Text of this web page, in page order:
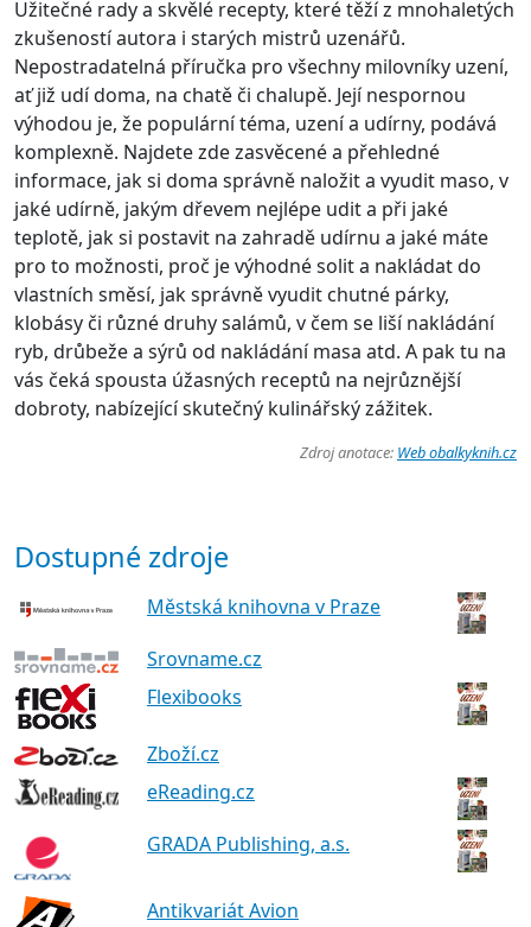
Užitečné rady a skvělé recepty, které těží z mnohaletých
zkušeností autora i starých mistrů uzenářů.
Nepostradatelná příručka pro všechny milovníky uzení,
ať již udí doma, na chatě či chalupě. Její nespornou
výhodou je, že populární téma, uzení a udírny, podává
komplexně. Najdete zde zasvěcené a přehledné
informace, jak si doma správně naložit a vyudit maso, v
jaké udírně, jakým dřevem nejlépe udit a při jaké
teplotě, jak si postavit na zahradě udírnu a jaké máte
pro to možnosti, proč je výhodné solit a nakládat do
vlastních směsí, jak správně vyudit chutné párky,
klobásy či různé druhy salámů, v čem se liší nakládání
ryb, drůbeže a sýrů od nakládání masa atd. A pak tu na
vás čeká spousta úžasných receptů na nejrůznější
dobroty, nabízející skutečný kulinářský zážitek.
Zdroj anotace: Web obalkyknih.cz
Dostupné zdroje
Městská knihovna v Praze
Srovname.cz
Flexibooks
Zboží.cz
eReading.cz
GRADA Publishing, a.s.
Antikvariát Avion